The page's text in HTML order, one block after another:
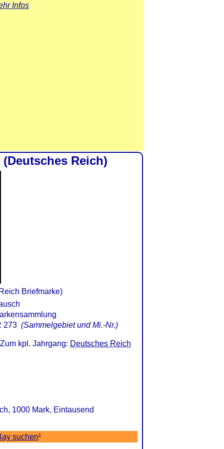
Infos
Reich)
Briefmarke)
273 (Sammelgebiet und Mi.-Nr.)
kpl. Jahrgang: Deutsches Reich
1000 Mark, Eintausend
suchen¹